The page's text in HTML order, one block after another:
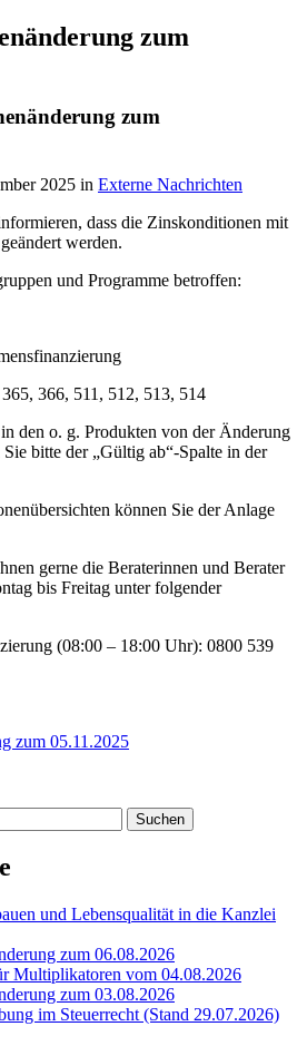
zum
zum
2025 in Externe Nachrichten
dass die Zinskonditionen mit
werden.
und Programme betroffen:
366, 511, 512, 513, 514
den o. g. Produkten von der Änderung
bitte der „Gültig ab“-Spalte in der
können Sie der Anlage
gerne die Beraterinnen und Berater
bis Freitag unter folgender
(08:00 – 18:00 Uhr): 0800 539
zum 05.11.2025
und Lebensqualität in die Kanzlei
zum 06.08.2026
Multiplikatoren vom 04.08.2026
zum 03.08.2026
im Steuerrecht (Stand 29.07.2026)